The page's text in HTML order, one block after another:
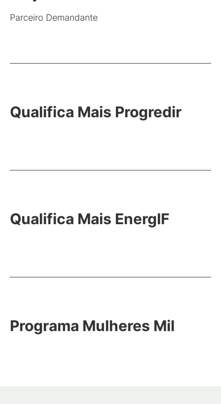
Parceiro Demandante
Qualifica Mais Progredir
Qualifica Mais EnergIF
Programa Mulheres Mil